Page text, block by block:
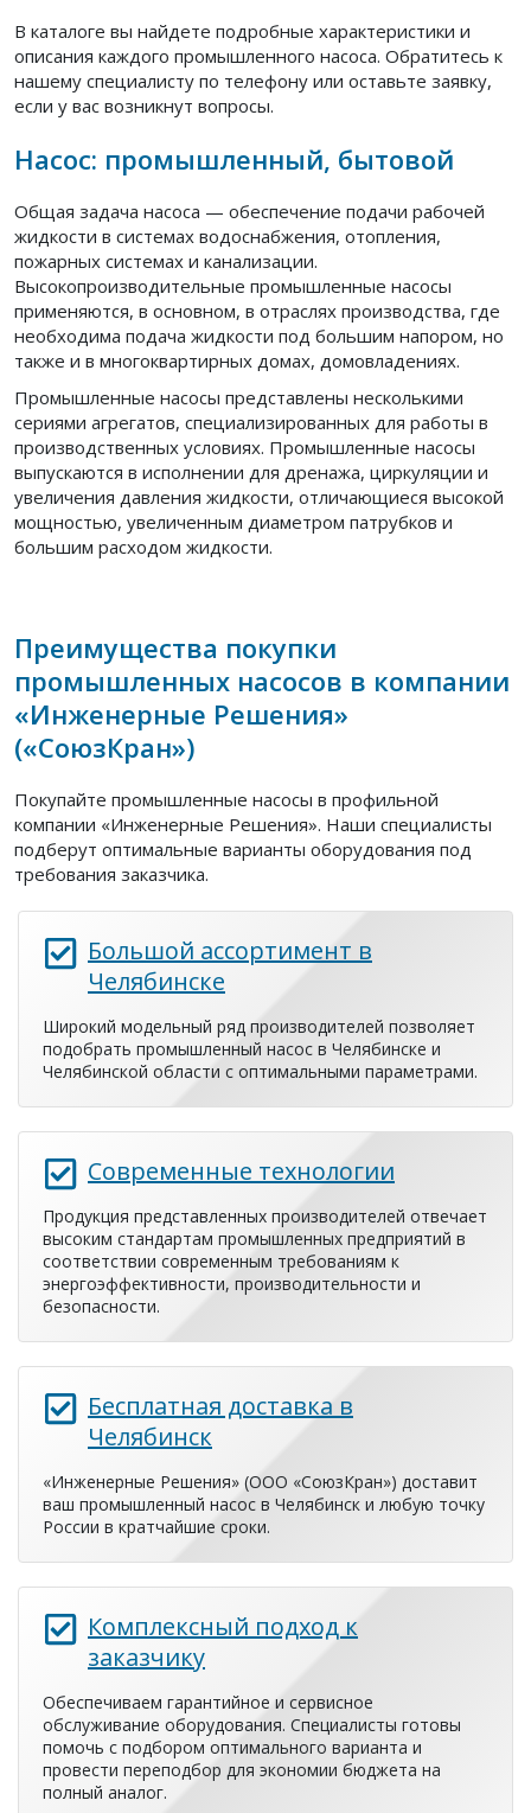
В каталоге вы найдете подробные характеристики и
описания каждого промышленного насоса. Обратитесь к
нашему специалисту по телефону или оставьте заявку,
если у вас возникнут вопросы.
Насос: промышленный, бытовой
Общая задача насоса — обеспечение подачи рабочей
жидкости в системах водоснабжения, отопления,
пожарных системах и канализации.
Высокопроизводительные промышленные насосы
применяются, в основном, в отраслях производства, где
необходима подача жидкости под большим напором, но
также и в многоквартирных домах, домовладениях.
Промышленные насосы представлены несколькими
сериями агрегатов, специализированных для работы в
производственных условиях. Промышленные насосы
выпускаются в исполнении для дренажа, циркуляции и
увеличения давления жидкости, отличающиеся высокой
мощностью, увеличенным диаметром патрубков и
большим расходом жидкости.
Преимущества покупки
промышленных насосов в компании
«Инженерные Решения»
(«СоюзКран»)
Покупайте промышленные насосы в профильной
компании «Инженерные Решения». Наши специалисты
подберут оптимальные варианты оборудования под
требования заказчика.
Большой ассортимент в
Челябинске
Широкий модельный ряд производителей позволяет
подобрать промышленный насос в Челябинске и
Челябинской области с оптимальными параметрами.
Современные технологии
Продукция представленных производителей отвечает
высоким стандартам промышленных предприятий в
соответствии современным требованиям к
энергоэффективности, производительности и
безопасности.
Бесплатная доставка в
Челябинск
«Инженерные Решения» (ООО «СоюзКран») доставит
ваш промышленный насос в Челябинск и любую точку
России в кратчайшие сроки.
Комплексный подход к
заказчику
Обеспечиваем гарантийное и сервисное
обслуживание оборудования. Специалисты готовы
помочь с подбором оптимального варианта и
провести переподбор для экономии бюджета на
полный аналог.